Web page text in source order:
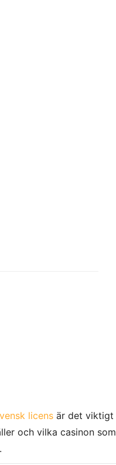
licensär det viktigt
och vilka casinon som